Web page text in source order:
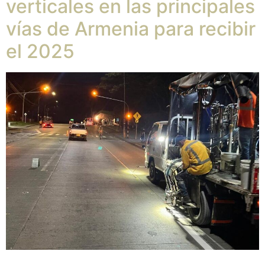
verticales en las principales
vías de Armenia para recibir
el 2025